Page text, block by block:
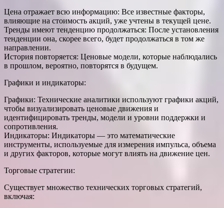
Цена отражает всю информацию: Все известные факторы,
влияющие на стоимость акций, уже учтены в текущей цене.
Тренды имеют тенденцию продолжаться: После установления
тенденции она, скорее всего, будет продолжаться в том же
направлении.
История повторяется: Ценовые модели, которые наблюдались
в прошлом, вероятно, повторятся в будущем.
Графики и индикаторы:
Графики: Технические аналитики используют графики акций,
чтобы визуализировать ценовые движения и
идентифицировать тренды, модели и уровни поддержки и
сопротивления.
Индикаторы: Индикаторы — это математические
инструменты, используемые для измерения импульса, объема
и других факторов, которые могут влиять на движение цен.
Торговые стратегии:
Существует множество технических торговых стратегий,
включая: